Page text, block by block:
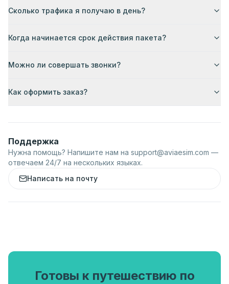
Сколько трафика я получаю в день?
Когда начинается срок действия пакета?
Можно ли совершать звонки?
Как оформить заказ?
Поддержка
Нужна помощь? Напишите нам на support@aviaesim.com —
отвечаем 24/7 на нескольких языках.
Написать на почту
Готовы к путешествию по